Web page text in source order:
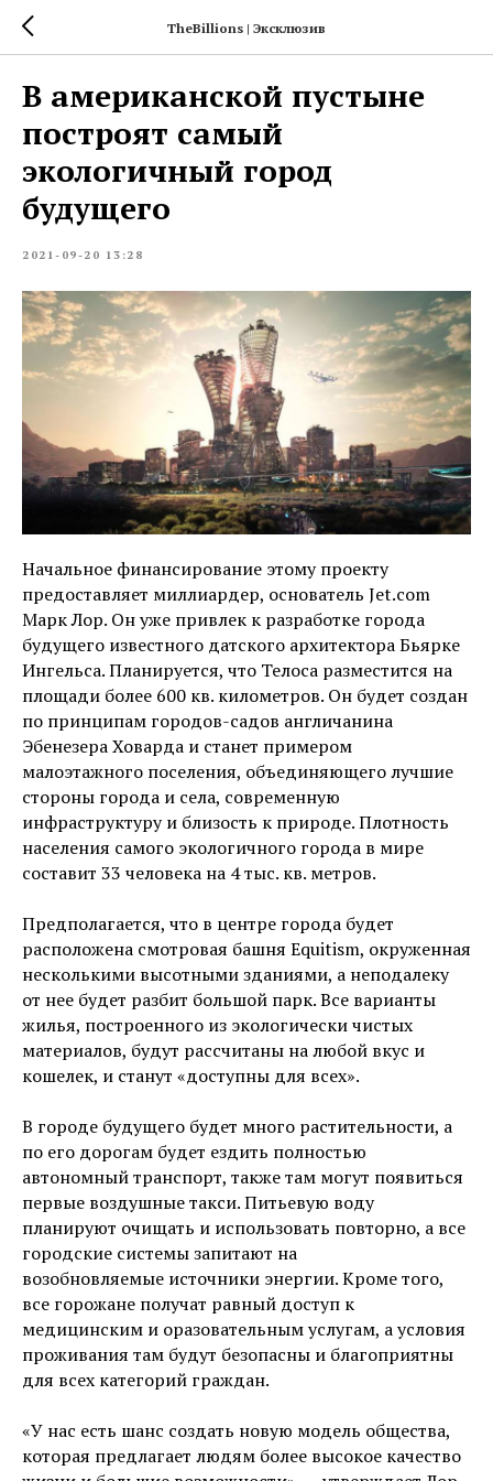
TheBillions | Эксклюзив
В американской пустыне
построят самый
экологичный город
будущего
2021-09-20 13:28
Начальное финансирование этому проекту
предоставляет миллиардер, основатель Jet.com
Марк Лор. Он уже привлек к разработке города
будущего известного датского архитектора Бьярке
Ингельса. Планируется, что Телоса разместится на
площади более 600 кв. километров. Он будет создан
по принципам городов-садов англичанина
Эбенезера Ховарда и станет примером
малоэтажного поселения, объединяющего лучшие
стороны города и села, современную
инфраструктуру и близость к природе. Плотность
населения самого экологичного города в мире
составит 33 человека на 4 тыс. кв. метров.
Предполагается, что в центре города будет
расположена смотровая башня Equitism, окруженная
несколькими высотными зданиями, а неподалеку
от нее будет разбит большой парк. Все варианты
жилья, построенного из экологически чистых
материалов, будут рассчитаны на любой вкус и
кошелек, и станут «доступны для всех».
В городе будущего будет много растительности, а
по его дорогам будет ездить полностью
автономный транспорт, также там могут появиться
первые воздушные такси. Питьевую воду
планируют очищать и использовать повторно, а все
городские системы запитают на
возобновляемые источники энергии. Кроме того,
все горожане получат равный доступ к
медицинским и оразовательным услугам, а условия
проживания там будут безопасны и благоприятны
для всех категорий граждан.
«У нас есть шанс создать новую модель общества,
которая предлагает людям более высокое качество